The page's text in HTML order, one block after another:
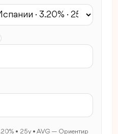
• 25y • AVG — Ориентир